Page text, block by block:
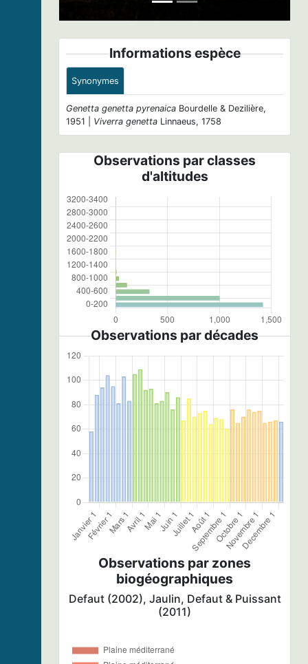
Informations espèce
Synonymes
Genetta genetta pyrenaica Bourdelle & Dezilière,
1951 | Viverra genetta Linnaeus, 1758
Observations par classes
d'altitudes
Observations par décades
Observations par zones
biogéographiques
Defaut (2002), Jaulin, Defaut & Puissant
(2011)